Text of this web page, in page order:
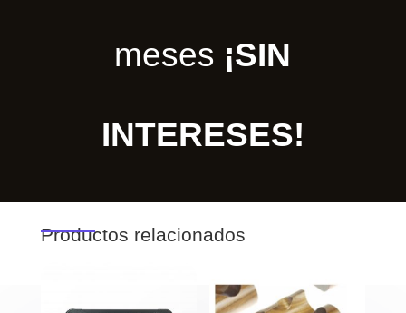
meses ¡SIN
INTERESES!
Productos relacionados